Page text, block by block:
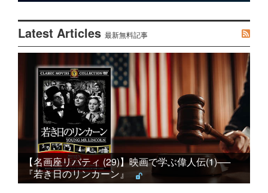
Latest Articles 最新無料記事
【名画座リバティ (29)】映画で学ぶ偉人伝(1)──
『若き日のリンカーン』